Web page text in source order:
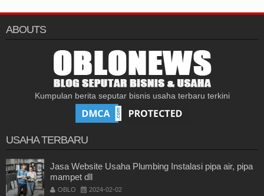
ABOUTS
Kumpulan berita seputar bisnis usaha terbaru terkini
USAHA TERBARU
Jasa Website Usaha Plumbing Instalasi pipa air, pipa
mampet dll
OBLO 2024-02-02